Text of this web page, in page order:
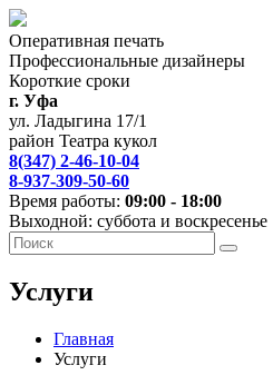
Оперативная печать
Профессиональные дизайнеры
Короткие сроки
г. Уфа
ул. Ладыгина 17/1
район Театра кукол
8(347) 2-46-10-04
8-937-309-50-60
Время работы: 09:00 - 18:00
Выходной: суббота и воскресенье
Услуги
Главная
Услуги